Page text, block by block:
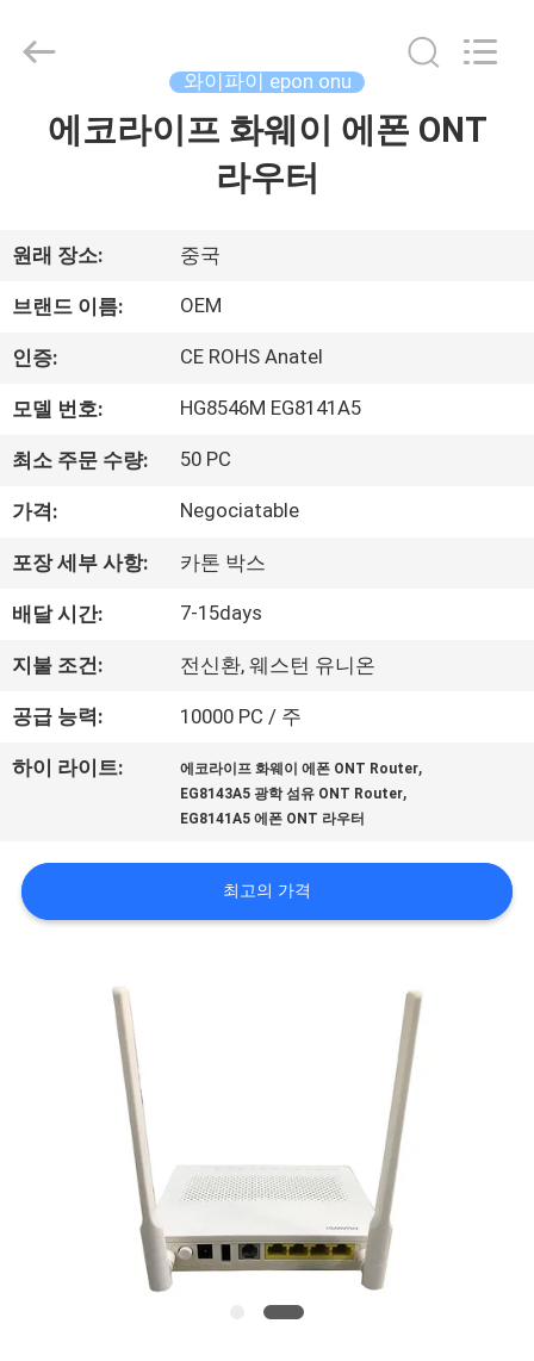
품
우
리
하
여
공
장
여
품
INDUSTRIAL
Reserved.
와이파이 epon onu
에코라이프 화웨이 에폰 ONT
라우터
원래 장소: 중국
브랜드 이름: OEM
인증: CE ROHS Anatel
모델 번호: HG8546M EG8141A5
최소 주문 수량: 50 PC
가격: Negociatable
포장 세부 사항: 카톤 박스
배달 시간: 7-15days
지불 조건: 전신환, 웨스턴 유니온
공급 능력: 10000 PC / 주
하이 라이트: 에코라이프 화웨이 에폰 ONT Router,
EG8143A5 광학 섬유 ONT Router,
EG8141A5 에폰 ONT 라우터
최고의 가격